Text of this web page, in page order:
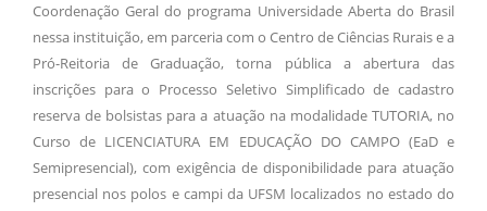
Coordenação Geral do programa Universidade Aberta do Brasil
nessa instituição, em parceria com o Centro de Ciências Rurais e a
Pró-Reitoria de Graduação, torna pública a abertura das
inscrições para o Processo Seletivo Simplificado de cadastro
reserva de bolsistas para a atuação na modalidade TUTORIA, no
Curso de LICENCIATURA EM EDUCAÇÃO DO CAMPO (EaD e
Semipresencial), com exigência de disponibilidade para atuação
presencial nos polos e campi da UFSM localizados no estado do